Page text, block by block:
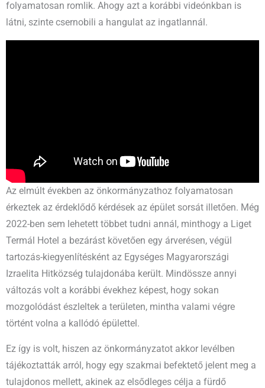
folyamatosan romlik. Ahogy azt a korábbi videónkban is
látni, szinte csernobili a hangulat az ingatlannál.
Az elmúlt években az önkormányzathoz folyamatosan
érkeztek az érdeklődő kérdések az épület sorsát illetően. Még
2022-ben sem lehetett többet tudni annál, minthogy a Liget
Termál Hotel a bezárást követően egy árverésen, végül
tartozás-kiegyenlítésként az Egységes Magyarországi
Izraelita Hitközség tulajdonába került. Mindössze annyi
változás volt a korábbi évekhez képest, hogy sokan
mozgolódást észleltek a területen, mintha valami végre
történt volna a kallódó épülettel.
Ez így is volt, hiszen az önkormányzatot akkor levélben
tájékoztatták arról, hogy egy szakmai befektető jelent meg a
tulajdonos mellett, akinek az elsődleges célja a fürdő